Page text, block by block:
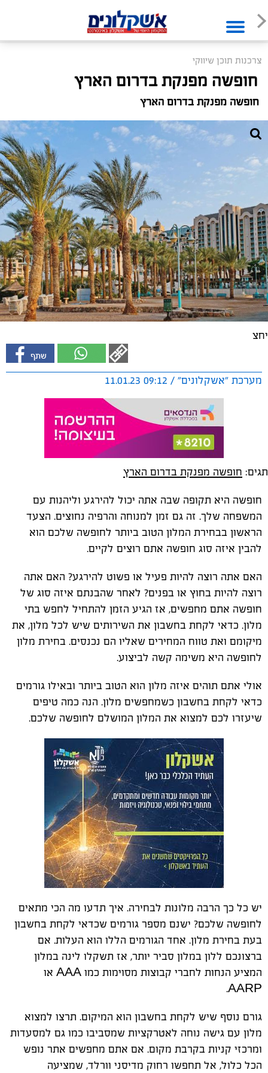
צרכנות תוכן שיווקי
חופשה מפנקת בדרום הארץ
חופשה מפנקת בדרום הארץ
יחצ
מערכת "אשקלונים" / 09:12 11.01.23
תגים: חופשה מפנקת בדרום הארץ
חופשה היא תקופה שבה אתה יכול להירגע וליהנות עם
המשפחה שלך. זה גם זמן למנוחה והרפיה נחוצים. הצעד
הראשון בבחירת המלון הטוב ביותר לחופשה שלכם הוא
להבין איזה סוג חופשה אתם רוצים לקיים.
האם אתה רוצה להיות פעיל או פשוט להירגע? האם אתה
רוצה להיות בחוץ או בפנים? לאחר שהבנתם איזה סוג של
חופשה אתם מחפשים, אז הגיע הזמן להתחיל לחפש בתי
מלון. כדאי לקחת בחשבון את השירותים שיש לכל מלון, את
מיקומם ואת טווח המחירים שאליו הם נכנסים. בחירת מלון
לחופשה היא משימה קשה לביצוע.
אולי אתם תוהים איזה מלון הוא הטוב ביותר ובאילו גורמים
כדאי לקחת בחשבון כשמחפשים מלון. הנה כמה טיפים
שיעזרו לכם למצוא את המלון המושלם לחופשה שלכם.
יש כל כך הרבה מלונות לבחירה. איך תדעו מה הכי מתאים
לחופשה שלכם? ישנם מספר גורמים שכדאי לקחת בחשבון
בעת בחירת מלון. אחד הגורמים הללו הוא העלות. אם
ברצונכם ללון במלון סביר יותר, אז תשקלו לינה במלון
המציע הנחות לחברי קבוצות מסוימות כמו AAA או
AARP.
גורם נוסף שיש לקחת בחשבון הוא המיקום. תרצו למצוא
מלון עם גישה נוחה לאטרקציות שמסביבו כמו גם למסעדות
ומרכזי קניות בקרבת מקום. אם אתם מחפשים אתר נופש
הכל כלול, אל תחפשו רחוק מדיסני וורלד, שמציעה